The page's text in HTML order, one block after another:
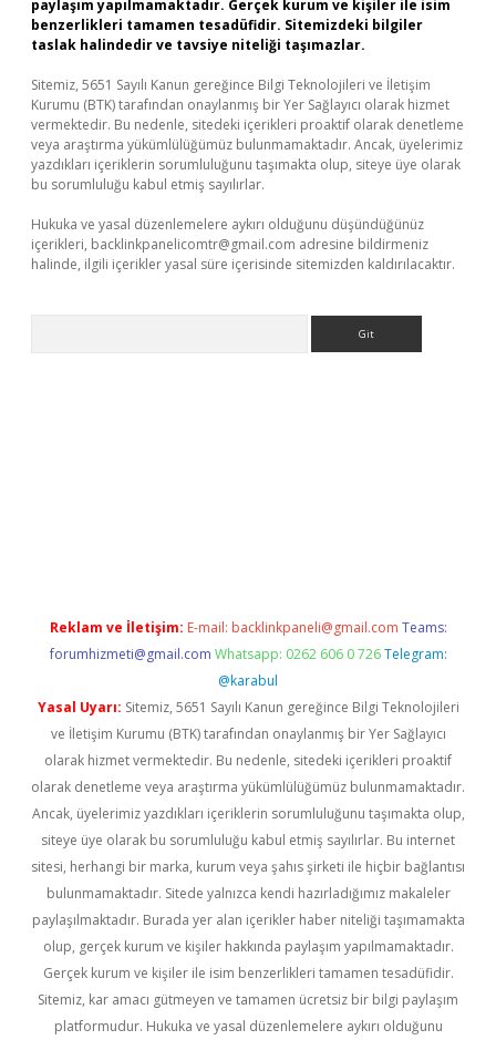
paylaşım yapılmamaktadır. Gerçek kurum ve kişiler ile isim
benzerlikleri tamamen tesadüfidir. Sitemizdeki bilgiler
taslak halindedir ve tavsiye niteliği taşımazlar.
Sitemiz, 5651 Sayılı Kanun gereğince Bilgi Teknolojileri ve İletişim
Kurumu (BTK) tarafından onaylanmış bir Yer Sağlayıcı olarak hizmet
vermektedir. Bu nedenle, sitedeki içerikleri proaktif olarak denetleme
veya araştırma yükümlülüğümüz bulunmamaktadır. Ancak, üyelerimiz
yazdıkları içeriklerin sorumluluğunu taşımakta olup, siteye üye olarak
bu sorumluluğu kabul etmiş sayılırlar.
Hukuka ve yasal düzenlemelere aykırı olduğunu düşündüğünüz
içerikleri, backlinkpanelicomtr@gmail.com adresine bildirmeniz
halinde, ilgili içerikler yasal süre içerisinde sitemizden kaldırılacaktır.
Reklam ve İletişim: E-mail: backlinkpaneli@gmail.com Teams:
forumhizmeti@gmail.com Whatsapp: 0262 606 0 726 Telegram:
@karabul
Yasal Uyarı: Sitemiz, 5651 Sayılı Kanun gereğince Bilgi Teknolojileri
ve İletişim Kurumu (BTK) tarafından onaylanmış bir Yer Sağlayıcı
olarak hizmet vermektedir. Bu nedenle, sitedeki içerikleri proaktif
olarak denetleme veya araştırma yükümlülüğümüz bulunmamaktadır.
Ancak, üyelerimiz yazdıkları içeriklerin sorumluluğunu taşımakta olup,
siteye üye olarak bu sorumluluğu kabul etmiş sayılırlar. Bu internet
sitesi, herhangi bir marka, kurum veya şahıs şirketi ile hiçbir bağlantısı
bulunmamaktadır. Sitede yalnızca kendi hazırladığımız makaleler
paylaşılmaktadır. Burada yer alan içerikler haber niteliği taşımamakta
olup, gerçek kurum ve kişiler hakkında paylaşım yapılmamaktadır.
Gerçek kurum ve kişiler ile isim benzerlikleri tamamen tesadüfidir.
Sitemiz, kar amacı gütmeyen ve tamamen ücretsiz bir bilgi paylaşım
platformudur. Hukuka ve yasal düzenlemelere aykırı olduğunu